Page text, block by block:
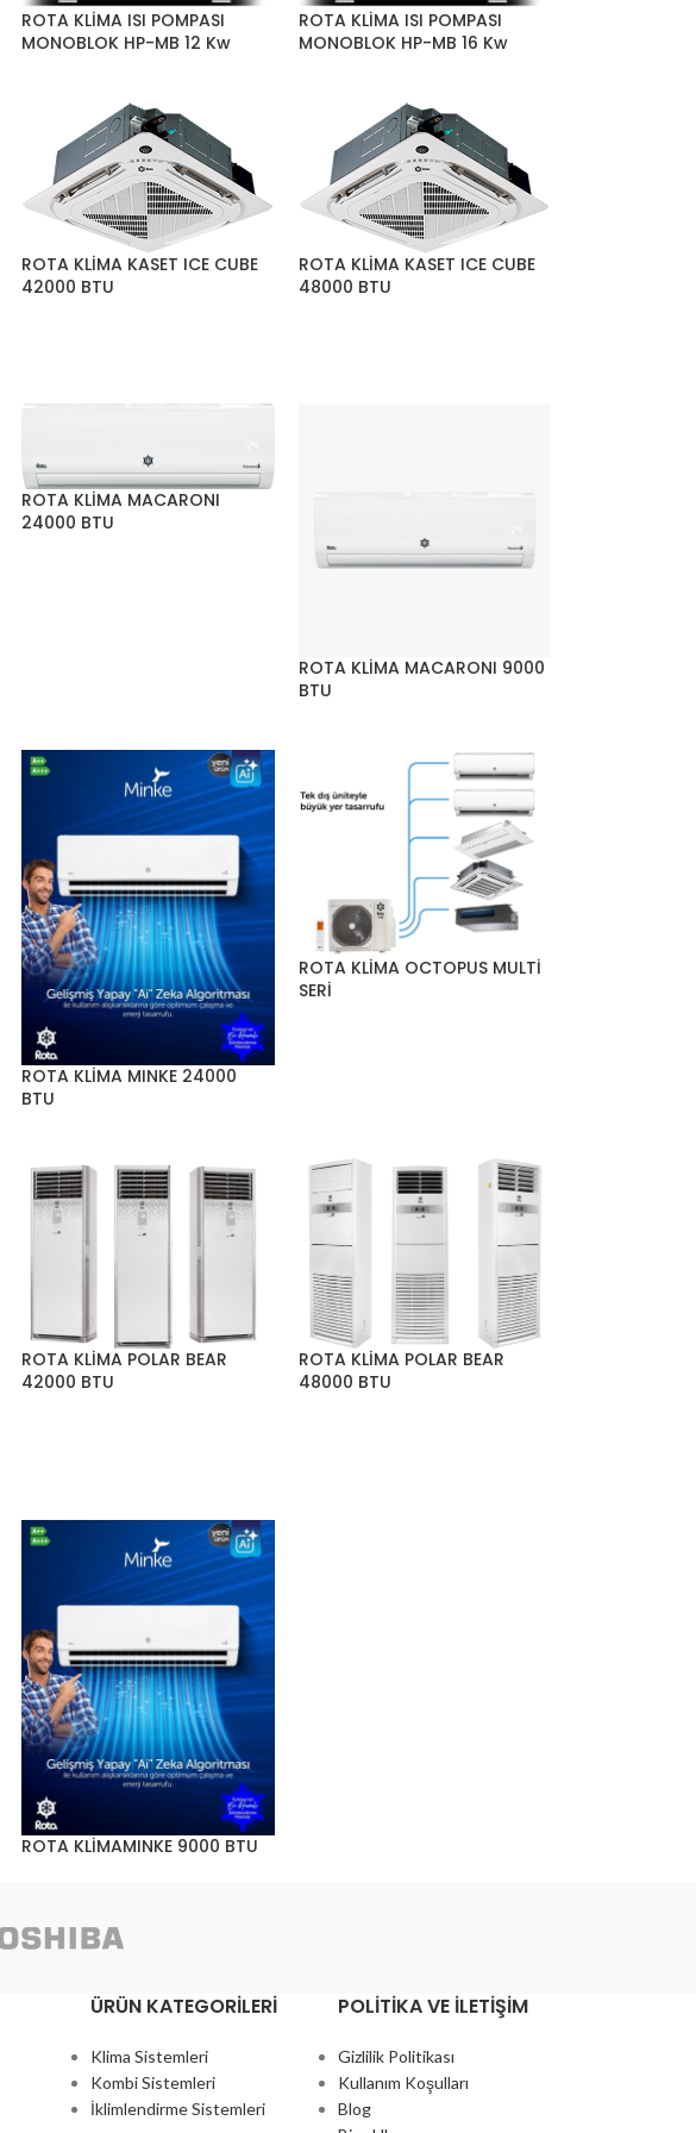
ROTA KLİMA ISI POMPASI
MONOBLOK HP-MB 12 Kw
ROTA KLİMA ISI POMPASI
MONOBLOK HP-MB 16 Kw
ROTA KLİMA KASET ICE CUBE
42000 BTU
ROTA KLİMA KASET ICE CUBE
48000 BTU
ROTA KLİMA MACARONI
24000 BTU
ROTA KLİMA MACARONI 9000
BTU
ROTA KLİMA MINKE 24000
BTU
ROTA KLİMA OCTOPUS MULTİ
SERİ
ROTA KLİMA POLAR BEAR
42000 BTU
ROTA KLİMA POLAR BEAR
48000 BTU
ROTA KLİMAMINKE 9000 BTU
ÜRÜN KATEGORILERI
Klima Sistemleri
Kombi Sistemleri
İklimlendirme Sistemleri
POLITIKA VE İLETIŞIM
Gizlilik Politikası
Kullanım Koşulları
Blog